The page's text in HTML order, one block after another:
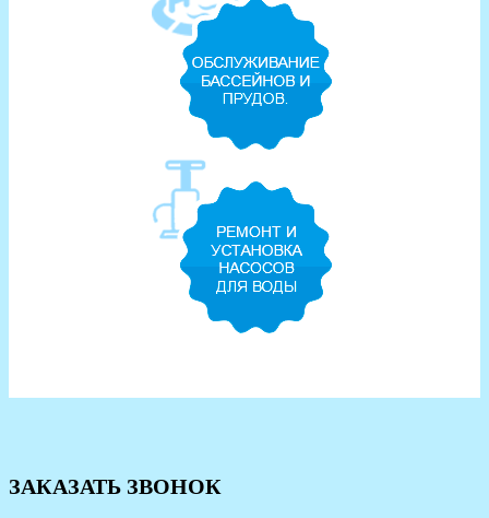
ЗАКАЗАТЬ ЗВОНОК